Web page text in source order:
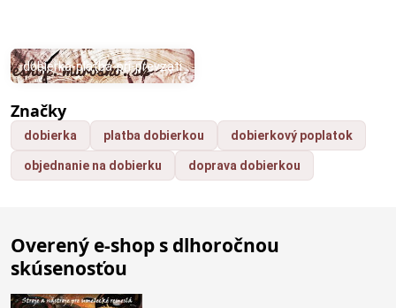
dobierka-platba-pri-prevzati
Značky
dobierka platba dobierkou dobierkový poplatok
objednanie na dobierku doprava dobierkou
Overený e-shop s dlhoročnou
skúsenosťou